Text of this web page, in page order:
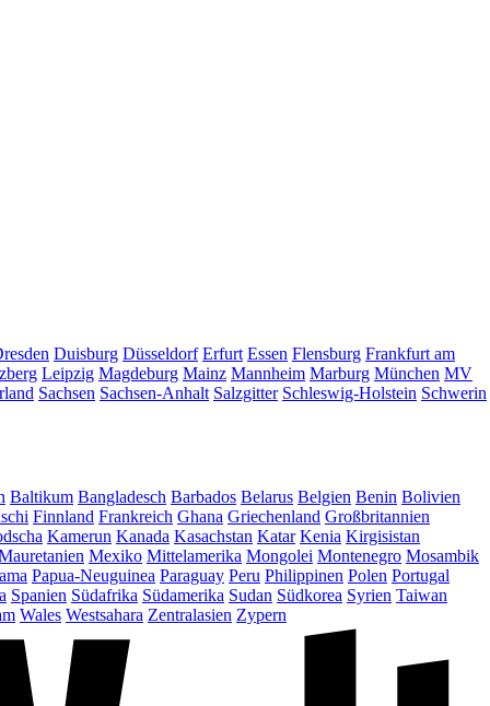
Duisburg Düsseldorf Erfurt Essen Flensburg Frankfurt am
Leipzig Magdeburg Mainz Mannheim Marburg München MV
Sachsen Sachsen-Anhalt Salzgitter Schleswig-Holstein Schwerin
Baltikum Bangladesch Barbados Belarus Belgien Benin Bolivien
Finnland Frankreich Ghana Griechenland Großbritannien
Kamerun Kanada Kasachstan Katar Kenia Kirgisistan
Mexiko Mittelamerika Mongolei Montenegro Mosambik
Papua-Neuguinea Paraguay Peru Philippinen Polen Portugal
Spanien Südafrika Südamerika Sudan Südkorea Syrien Taiwan
Wales Westsahara Zentralasien Zypern